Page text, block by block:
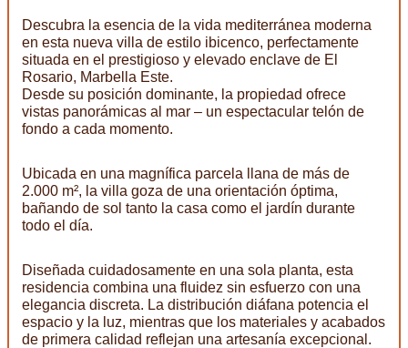
Descubra la esencia de la vida mediterránea moderna
en esta nueva villa de estilo ibicenco, perfectamente
situada en el prestigioso y elevado enclave de El
Rosario, Marbella Este.
Desde su posición dominante, la propiedad ofrece
vistas panorámicas al mar – un espectacular telón de
fondo a cada momento.
Ubicada en una magnífica parcela llana de más de
2.000 m², la villa goza de una orientación óptima,
bañando de sol tanto la casa como el jardín durante
todo el día.
Diseñada cuidadosamente en una sola planta, esta
residencia combina una fluidez sin esfuerzo con una
elegancia discreta. La distribución diáfana potencia el
espacio y la luz, mientras que los materiales y acabados
de primera calidad reflejan una artesanía excepcional.